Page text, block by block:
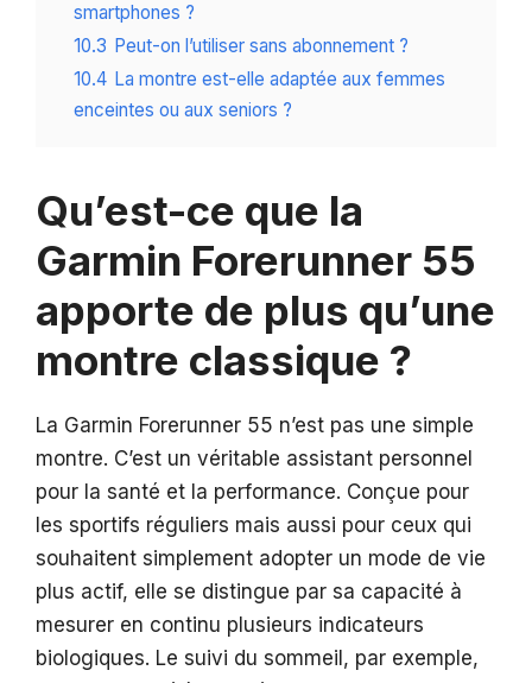
smartphones ?
10.3 Peut-on l’utiliser sans abonnement ?
10.4 La montre est-elle adaptée aux femmes
enceintes ou aux seniors ?
Qu’est-ce que la
Garmin Forerunner 55
apporte de plus qu’une
montre classique ?
La Garmin Forerunner 55 n’est pas une simple
montre. C’est un véritable assistant personnel
pour la santé et la performance. Conçue pour
les sportifs réguliers mais aussi pour ceux qui
souhaitent simplement adopter un mode de vie
plus actif, elle se distingue par sa capacité à
mesurer en continu plusieurs indicateurs
biologiques. Le suivi du sommeil, par exemple,